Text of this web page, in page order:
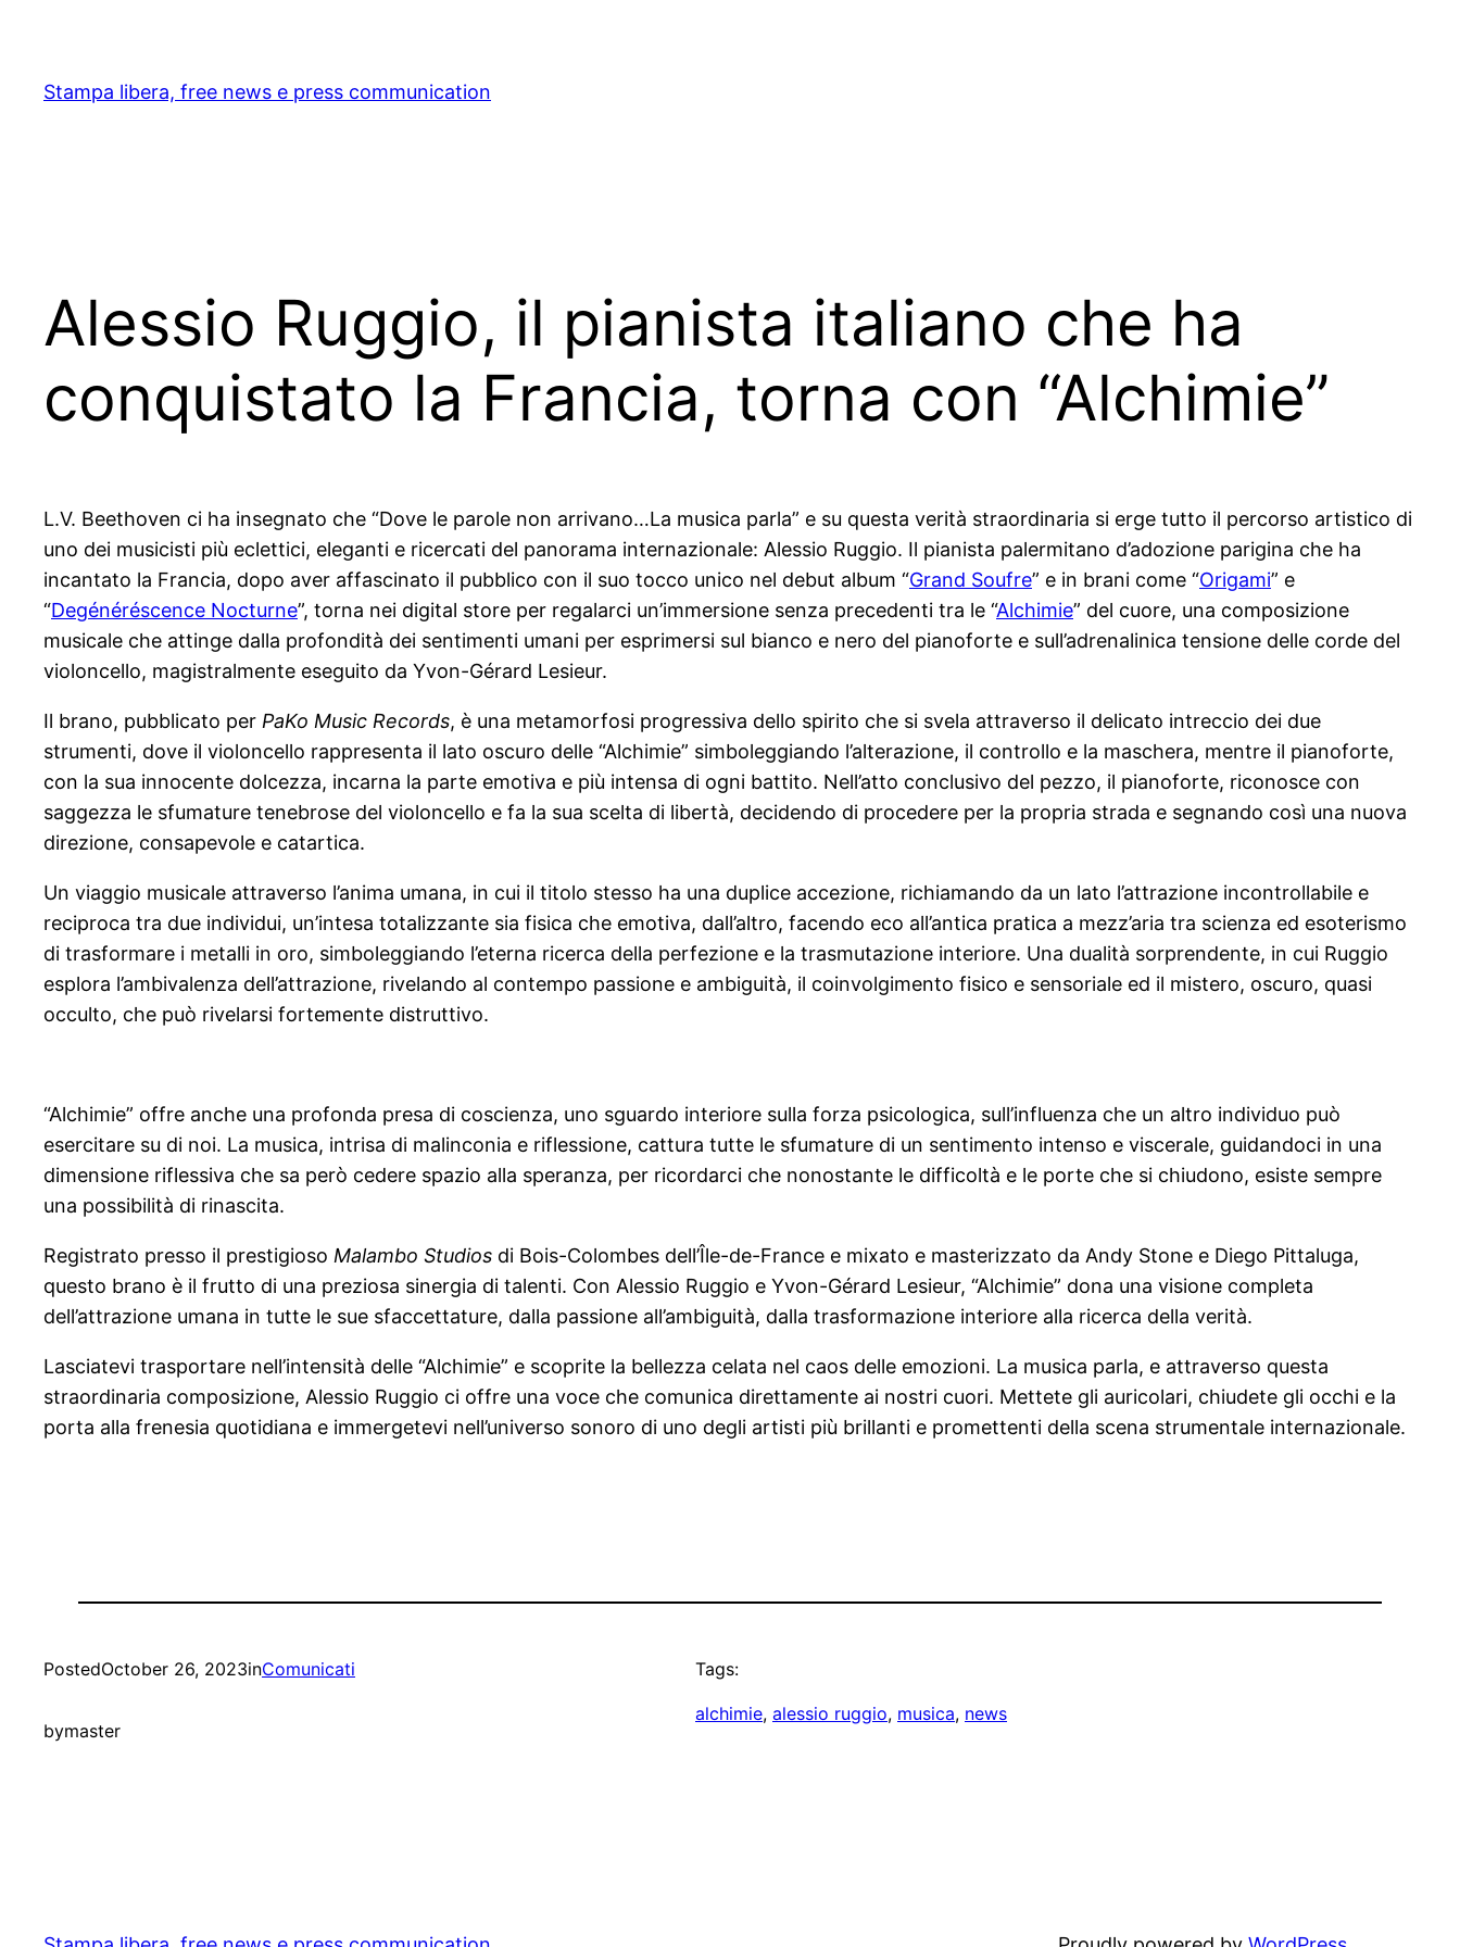
content
Stampa libera, free news e press communication
Alessio Ruggio, il pianista italiano che ha
conquistato la Francia, torna con “Alchimie”
L.V. Beethoven ci ha insegnato che “Dove le parole non arrivano…La musica parla” e su questa verità straordinaria si erge tutto il percorso artistico di
uno dei musicisti più eclettici, eleganti e ricercati del panorama internazionale: Alessio Ruggio. Il pianista palermitano d’adozione parigina che ha
incantato la Francia, dopo aver affascinato il pubblico con il suo tocco unico nel debut album “Grand Soufre” e in brani come “Origami” e
“Degénéréscence Nocturne”, torna nei digital store per regalarci un’immersione senza precedenti tra le “Alchimie” del cuore, una composizione
musicale che attinge dalla profondità dei sentimenti umani per esprimersi sul bianco e nero del pianoforte e sull’adrenalinica tensione delle corde del
violoncello, magistralmente eseguito da Yvon-Gérard Lesieur.
Il brano, pubblicato per PaKo Music Records, è una metamorfosi progressiva dello spirito che si svela attraverso il delicato intreccio dei due
strumenti, dove il violoncello rappresenta il lato oscuro delle “Alchimie” simboleggiando l’alterazione, il controllo e la maschera, mentre il pianoforte,
con la sua innocente dolcezza, incarna la parte emotiva e più intensa di ogni battito. Nell’atto conclusivo del pezzo, il pianoforte, riconosce con
saggezza le sfumature tenebrose del violoncello e fa la sua scelta di libertà, decidendo di procedere per la propria strada e segnando così una nuova
direzione, consapevole e catartica.
Un viaggio musicale attraverso l’anima umana, in cui il titolo stesso ha una duplice accezione, richiamando da un lato l’attrazione incontrollabile e
reciproca tra due individui, un’intesa totalizzante sia fisica che emotiva, dall’altro, facendo eco all’antica pratica a mezz’aria tra scienza ed esoterismo
di trasformare i metalli in oro, simboleggiando l’eterna ricerca della perfezione e la trasmutazione interiore. Una dualità sorprendente, in cui Ruggio
esplora l’ambivalenza dell’attrazione, rivelando al contempo passione e ambiguità, il coinvolgimento fisico e sensoriale ed il mistero, oscuro, quasi
occulto, che può rivelarsi fortemente distruttivo.
“Alchimie” offre anche una profonda presa di coscienza, uno sguardo interiore sulla forza psicologica, sull’influenza che un altro individuo può
esercitare su di noi. La musica, intrisa di malinconia e riflessione, cattura tutte le sfumature di un sentimento intenso e viscerale, guidandoci in una
dimensione riflessiva che sa però cedere spazio alla speranza, per ricordarci che nonostante le difficoltà e le porte che si chiudono, esiste sempre
una possibilità di rinascita.
Registrato presso il prestigioso Malambo Studios di Bois-Colombes dell’Île-de-France e mixato e masterizzato da Andy Stone e Diego Pittaluga,
questo brano è il frutto di una preziosa sinergia di talenti. Con Alessio Ruggio e Yvon-Gérard Lesieur, “Alchimie” dona una visione completa
dell’attrazione umana in tutte le sue sfaccettature, dalla passione all’ambiguità, dalla trasformazione interiore alla ricerca della verità.
Lasciatevi trasportare nell’intensità delle “Alchimie” e scoprite la bellezza celata nel caos delle emozioni. La musica parla, e attraverso questa
straordinaria composizione, Alessio Ruggio ci offre una voce che comunica direttamente ai nostri cuori. Mettete gli auricolari, chiudete gli occhi e la
porta alla frenesia quotidiana e immergetevi nell’universo sonoro di uno degli artisti più brillanti e promettenti della scena strumentale internazionale.
PostedOctober 26, 2023inComunicati
bymaster
Tags:
alchimie, alessio ruggio, musica, news